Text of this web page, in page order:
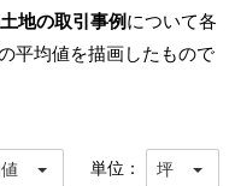
地の取引事例について各
平均値を描画したもので
単位： 坪